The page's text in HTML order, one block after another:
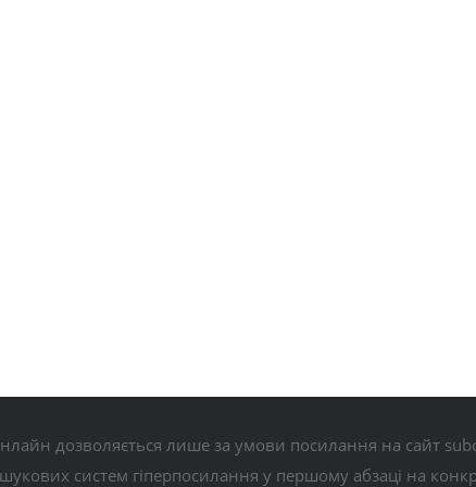
дозволяється лише за умови посилання на сайт
систем гіперпосилання у першому абзаці на